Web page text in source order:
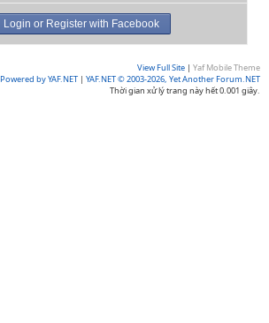
Login or Register with Facebook
View Full Site | Yaf Mobile Theme
Powered by YAF.NET | YAF.NET © 2003-2026, Yet Another Forum.NET
Thời gian xử lý trang này hết 0.001 giây.